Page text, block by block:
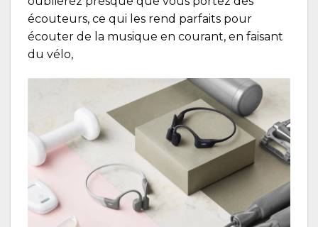
écouteurs, ce qui les rend parfaits pour
écouter de la musique en courant, en faisant
du vélo,